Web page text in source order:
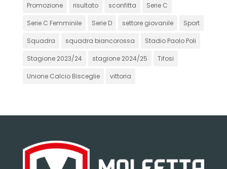
Promozione risultato sconfitta Serie C
Serie C Femminile Serie D settore giovanile Sport
Squadra squadra biancorossa Stadio Paolo Poli
Stagione 2023/24 stagione 2024/25 Tifosi
Unione Calcio Bisceglie vittoria